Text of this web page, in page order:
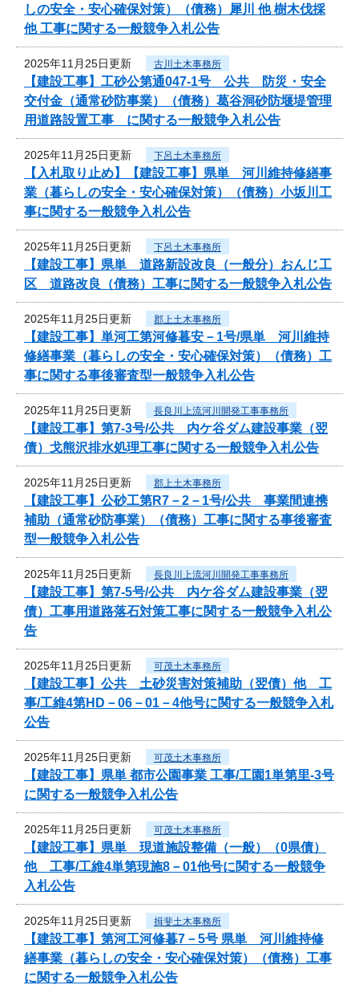
しの安全・安心確保対策）（債務）犀川 他 樹木伐採
他 工事に関する一般競争入札公告
2025年11月25日更新 古川土木事務所
【建設工事】工砂公第通047-1号 公共 防災・安全
交付金（通常砂防事業）（債務）葛谷洞砂防堰堤管理
用道路設置工事 に関する一般競争入札公告
2025年11月25日更新 下呂土木事務所
【入札取り止め】【建設工事】県単 河川維持修繕事
業（暮らしの安全・安心確保対策）（債務）小坂川工
事に関する一般競争入札公告
2025年11月25日更新 下呂土木事務所
【建設工事】県単 道路新設改良（一般分）おんじ工
区 道路改良（債務）工事に関する一般競争入札公告
2025年11月25日更新 郡上土木事務所
【建設工事】単河工第河修暮安－1号/県単 河川維持
修繕事業（暮らしの安全・安心確保対策）（債務）工
事に関する事後審査型一般競争入札公告
2025年11月25日更新 長良川上流河川開発工事事務所
【建設工事】第7-3号/公共 内ケ谷ダム建設事業（翌
債）戈熊沢排水処理工事に関する一般競争入札公告
2025年11月25日更新 郡上土木事務所
【建設工事】公砂工第R7－2－1号/公共 事業間連携
補助（通常砂防事業）（債務）工事に関する事後審査
型一般競争入札公告
2025年11月25日更新 長良川上流河川開発工事事務所
【建設工事】第7-5号/公共 内ケ谷ダム建設事業（翌
債）工事用道路落石対策工事に関する一般競争入札公
告
2025年11月25日更新 可茂土木事務所
【建設工事】公共 土砂災害対策補助（翌債）他 工
事/工維4第HD－06－01－4他号に関する一般競争入札
公告
2025年11月25日更新 可茂土木事務所
【建設工事】県単 都市公園事業 工事/工園1単第里-3号
に関する一般競争入札公告
2025年11月25日更新 可茂土木事務所
【建設工事】県単 現道施設整備（一般）（0県債）
他 工事/工維4単第現施8－01他号に関する一般競争
入札公告
2025年11月25日更新 揖斐土木事務所
【建設工事】第河工河修暮7－5号 県単 河川維持修
繕事業（暮らしの安全・安心確保対策）（債務）工事
に関する一般競争入札公告